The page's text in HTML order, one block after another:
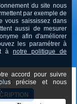
:
du site nous
par exemple de
vous saississez dans
aussi de mesurer
afin d'améliorer
les paramétrer à
à notre politique de
accord pour suivre
précise et nous